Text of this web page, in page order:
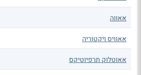
אאווה
אאוויס ויקטוריה
אאוטלוק תרפיוטיקס